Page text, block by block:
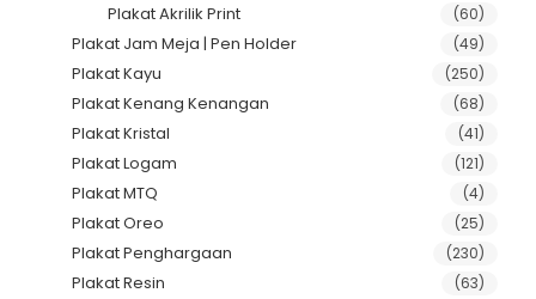
Plakat Akrilik Print (60)
Plakat Jam Meja | Pen Holder (49)
Plakat Kayu (250)
Plakat Kenang Kenangan (68)
Plakat Kristal (41)
Plakat Logam (121)
Plakat MTQ (4)
Plakat Oreo (25)
Plakat Penghargaan (230)
Plakat Resin (63)